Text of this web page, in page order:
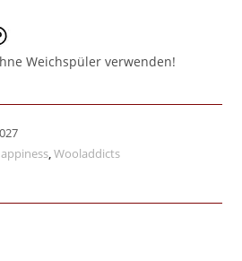
Weichspüler verwenden!
,Wooladdicts